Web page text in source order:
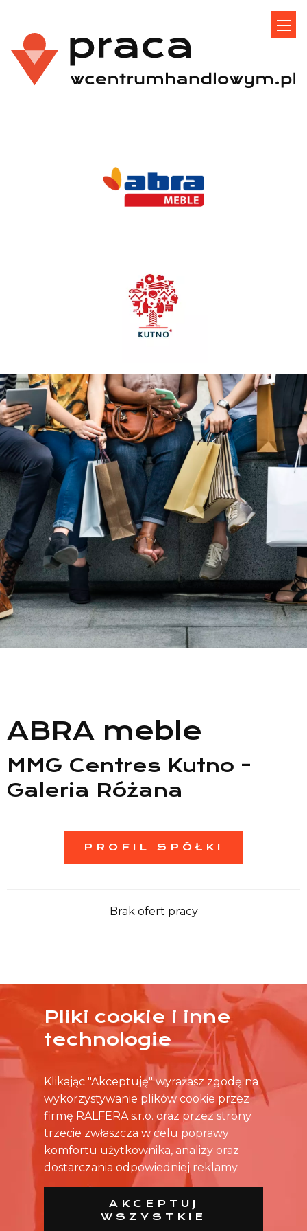
Lista sklepów
Informacje
ABRA meble
MMG Centres Kutno -
Galeria Różana
PROFIL SPÓŁKI
Brak ofert pracy
ŻADNA OFERTA CIĘ NIE ZAINTERESOWAŁA?
SKONTAKTUJ SIĘ BEZPOŚREDNIO ZE SKLEPEM.
Pliki cookie i inne
technologie
Klikając "Akceptuję" wyrażasz zgodę na
wykorzystywanie plików cookie przez
firmę RALFERA s.r.o. oraz przez strony
trzecie zwłaszcza w celu poprawy
komfortu użytkownika, analizy oraz
dostarczania odpowiedniej reklamy.
AKCEPTUJ
WSZYSTKIE